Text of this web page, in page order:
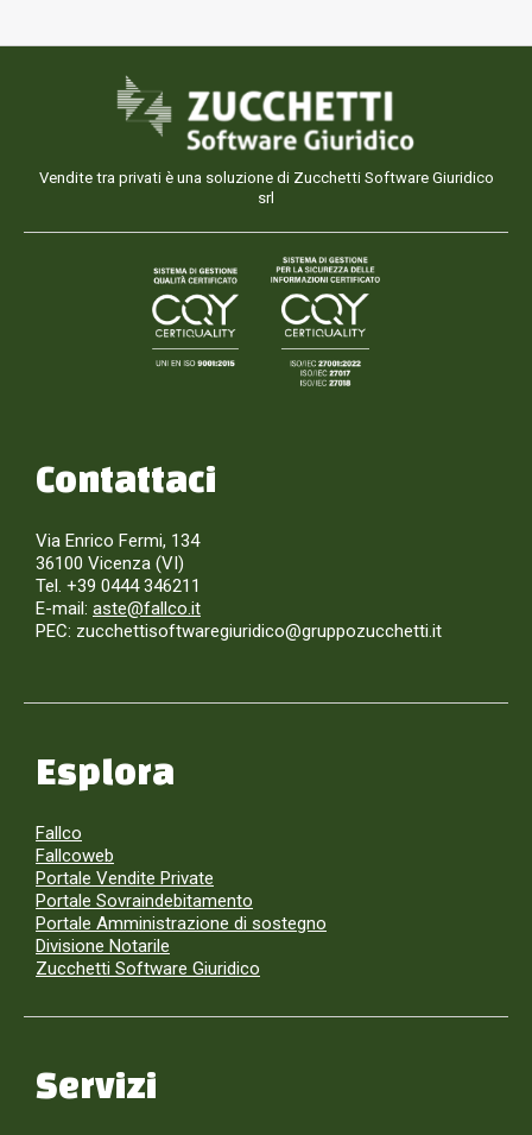
Vendite tra privati è una soluzione di Zucchetti Software Giuridico
srl
Contattaci
Via Enrico Fermi, 134
36100 Vicenza (VI)
Tel. +39 0444 346211
E-mail: aste@fallco.it
PEC: zucchettisoftwaregiuridico@gruppozucchetti.it
Esplora
Fallco
Fallcoweb
Portale Vendite Private
Portale Sovraindebitamento
Portale Amministrazione di sostegno
Divisione Notarile
Zucchetti Software Giuridico
Servizi